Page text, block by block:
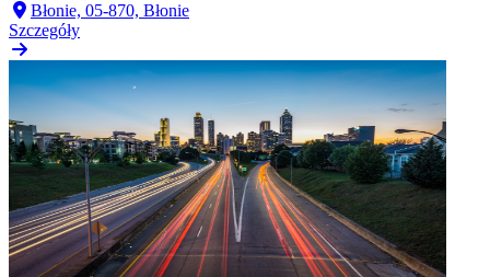
Błonie, 05-870, Błonie
Szczegóły